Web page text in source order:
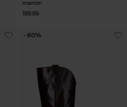
marron
199.99
- 60%